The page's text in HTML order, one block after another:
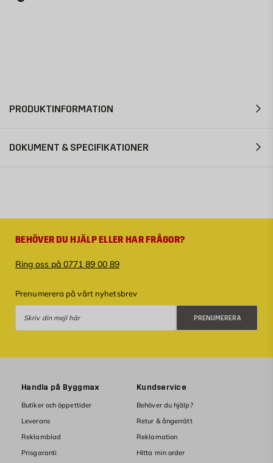
PRODUKTINFORMATION
DOKUMENT & SPECIFIKATIONER
BEHÖVER DU HJÄLP ELLER HAR FRÅGOR?
Ring oss på 0771 89 00 89
Prenumerera på vårt nyhetsbrev
PRENUMERERA
Handla på Byggmax
Butiker och öppettider
Leverans
Reklamblad
Prisgaranti
Kundservice
Behöver du hjälp?
Retur & ångerrätt
Reklamation
Hitta min order